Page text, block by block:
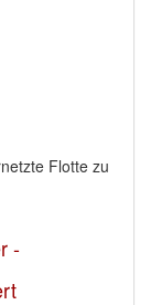
Flotte zu
-